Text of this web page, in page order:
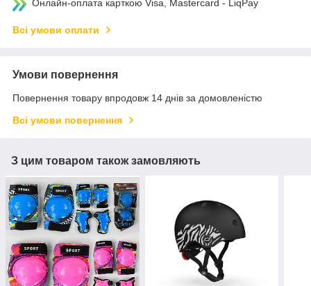
Онлайн-оплата карткою Visa, Mastercard - LiqPay
Всі умови оплати
Умови повернення
Повернення товару впродовж 14 днів за домовленістю
Всі умови повернення
З цим товаром також замовляють